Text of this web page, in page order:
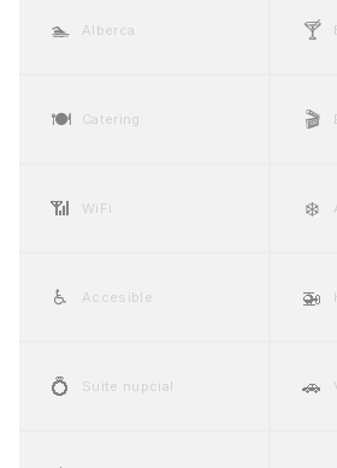
🏊 Alberca 🍸
🍽️ Catering 🎬
📶 WiFi ❄️
♿ Accesible 🚁
💍 Suite nupcial 🚗